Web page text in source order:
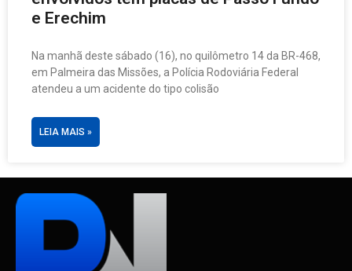
e Erechim
Na manhã deste sábado (16), no quilômetro 14 da BR-468,
em Palmeira das Missões, a Polícia Rodoviária Federal
atendeu a um acidente do tipo colisão
LEIA MAIS »